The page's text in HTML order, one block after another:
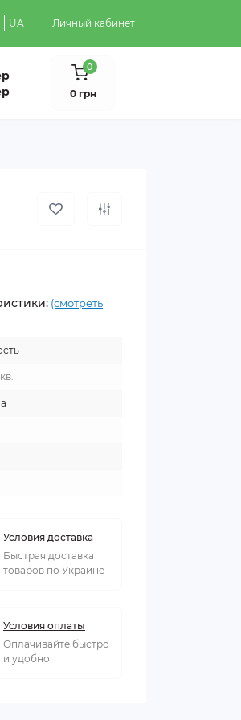
UA Личный кабинет
0
0 грн
(смотреть
Условия доставка
Быстрая доставка
товаров по Украине
Условия оплаты
Оплачивайте быстро
и удобно